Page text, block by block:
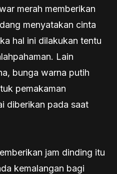
merah memberikan
menyatakan cinta
hal ini dilakukan tentu
Lain
bunga warna putih
pemakaman
diberikan pada saat
jam dinding itu
kemalangan bagi